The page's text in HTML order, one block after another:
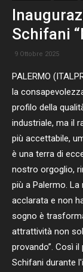
Schifani
9 Ottobre 2025
PALERMO
la
profilo della
industriale, ma il
più accettabile,
è una terra di
nostro orgoglio,
più a Palermo.
acclarata e non
sogno è
attrattività non
provando”. Così
Schifani durante